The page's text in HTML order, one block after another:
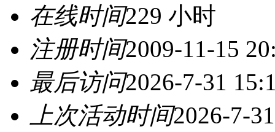
在线时间229 小时
注册时间2009-11-15
最后访问2026-7-31
上次活动时间2026-7-